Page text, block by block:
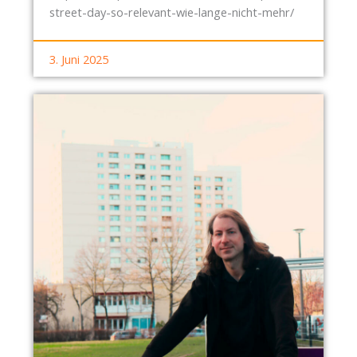
street-day-so-relevant-wie-lange-nicht-mehr/
3. Juni 2025